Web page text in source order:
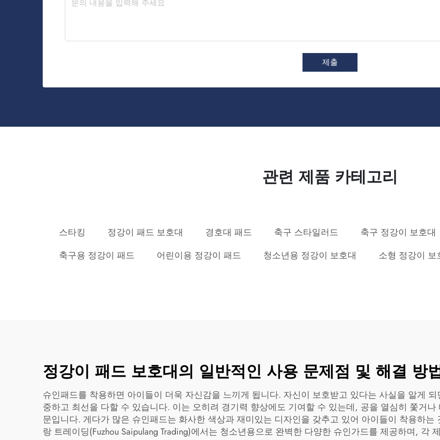
제출
관련 제품 카테고리
스타킹 정강이 패드 보호대 경호대 패드 축구 스타일러드 축구 정강이 보호대
축구용 정강이 패드
어린이용 정강이 패드 청소년용 정강이 보호대 소형 정강이 보
정강이 패드 보호대의 일반적인 사용 문제점 및 해결 방
슈인패드를 착용하면 아이들이 더욱 자신감을 느끼게 됩니다. 자신이 보호받고 있다는 사실을 알게
중하고 최선을 다할 수 있습니다. 이는 오히려 경기력 향상에도 기여할 수 있는데, 공을 열심히 쫓거
문입니다. 게다가 많은 슈인패드는 화사한 색상과 재미있는 디자인을 갖추고 있어 아이들이 착용하
랑 트레이딩(Fuzhou Saipulang Trading)에서는 청소년용으로 완벽한 다양한 슈인가드를 제공하며, 각